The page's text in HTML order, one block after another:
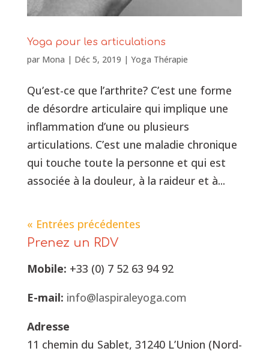
Yoga pour les articulations
par Mona | Déc 5, 2019 | Yoga Thérapie
Qu’est-ce que l’arthrite? C’est une forme
de désordre articulaire qui implique une
inflammation d’une ou plusieurs
articulations. C’est une maladie chronique
qui touche toute la personne et qui est
associée à la douleur, à la raideur et à...
« Entrées précédentes
Prenez un RDV
Mobile: +33 (0) 7 52 63 94 92
E-mail: info@laspiraleyoga.com
Adresse
11 chemin du Sablet, 31240 L’Union (Nord-